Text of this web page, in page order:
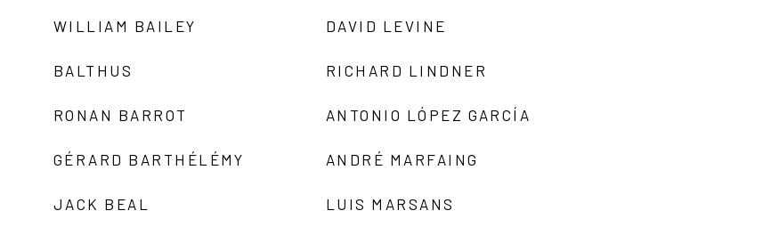
WILLIAM BAILEY
BALTHUS
RONAN BARROT
GÉRARD BARTHÉLÉMY
JACK BEAL
DAVID LEVINE
RICHARD LINDNER
ANTONIO LÓPEZ GARCÍA
ANDRÉ MARFAING
LUIS MARSANS